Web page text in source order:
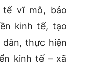
tế vĩ mô, bảo
kinh tế, tạo
thực hiện
kinh tế – xã